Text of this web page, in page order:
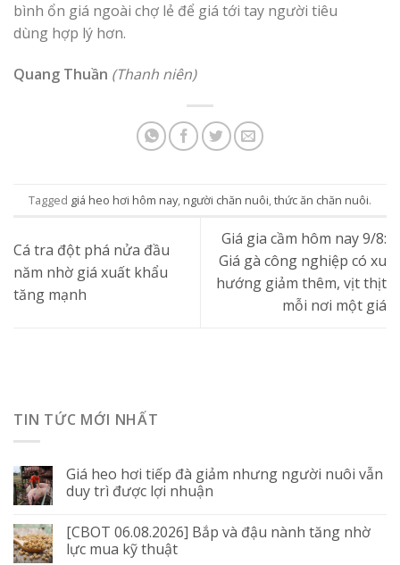
bình ổn giá ngoài chợ lẻ để giá tới tay người tiêu
dùng hợp lý hơn.
Quang Thuần (Thanh niên)
Tagged giá heo hơi hôm nay, người chăn nuôi thức ăn chăn nuôi.
Cá tra đột phá nửa đầu
năm nhờ giá xuất khẩu
tăng mạnh
Giá gia cầm hôm nay 9/8:
Giá gà công nghiệp có xu
hướng giảm thêm, vịt thịt
mỗi nơi một giá
TIN TỨC MỚI NHẤT
Giá heo hơi tiếp đà giảm nhưng người nuôi vẫn
duy trì được lợi nhuận
[CBOT 06.08.2026] Bắp và đậu nành tăng nhờ
lực mua kỹ thuật